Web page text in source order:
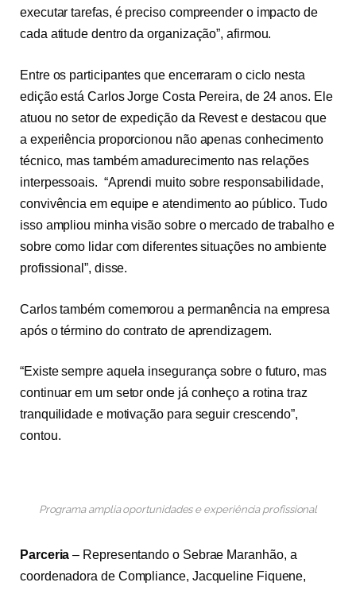
executar tarefas, é preciso compreender o impacto de
cada atitude dentro da organização”, afirmou.
Entre os participantes que encerraram o ciclo nesta
edição está Carlos Jorge Costa Pereira, de 24 anos. Ele
atuou no setor de expedição da Revest e destacou que
a experiência proporcionou não apenas conhecimento
técnico, mas também amadurecimento nas relações
interpessoais. “Aprendi muito sobre responsabilidade,
convivência em equipe e atendimento ao público. Tudo
isso ampliou minha visão sobre o mercado de trabalho e
sobre como lidar com diferentes situações no ambiente
profissional”, disse.
Carlos também comemorou a permanência na empresa
após o término do contrato de aprendizagem.
“Existe sempre aquela insegurança sobre o futuro, mas
continuar em um setor onde já conheço a rotina traz
tranquilidade e motivação para seguir crescendo”,
contou.
Programa amplia oportunidades e experiência profissional
Parceria – Representando o Sebrae Maranhão, a
coordenadora de Compliance, Jacqueline Fiquene,